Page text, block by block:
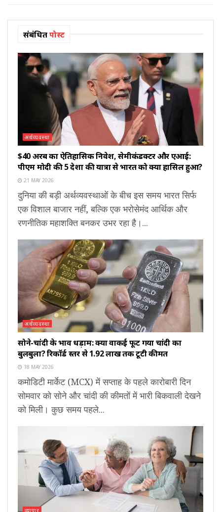
संबंधितपोस्ट
अर्थव्यवस्था
$40 अरब का ऐतिहासिक निवेश, सेमीकंडक्टर और एआई:
पीएम मोदी की 5 देशों की यात्रा से भारत को क्या हासिल हुआ?
21 MAY 2026
दुनिया की बड़ी अर्थव्यवस्थाओं के बीच इस समय भारत सिर्फ
एक विशाल बाजार नहीं, बल्कि एक भरोसेमंद आर्थिक और
रणनीतिक महाशक्ति बनकर उभर रहा है।...
अर्थव्यवस्था
सोने-चांदी के भाव धड़ाम: क्या वाकई फूट गया चांदी का
बुलबुला? रिकॉर्ड स्तर से ₹1.92 लाख तक टूटी कीमतें
18 MAY 2026
कमोडिटी मार्केट (MCX) में सप्ताह के पहले कारोबारी दिन
सोमवार को सोने और चांदी की कीमतों में भारी बिकवाली देखने
को मिली। कुछ समय पहले...
व्यापार